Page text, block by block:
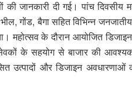
जानकारी दी गई। पांच दिवसीय
गोंड, बैगा सहित विभिन्न
महोत्सव के दौरान आयोजित
के सहयोग से बाजार की
उत्पादों और डिजाइन अवधारणाओं